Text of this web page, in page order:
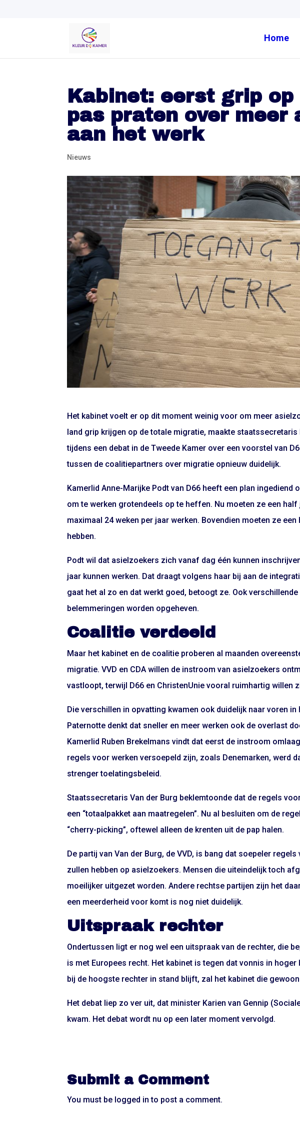
Home
Kabinet: eerst grip
pas praten over meer
aan het werk
Nieuws
Het kabinet voelt er op dit moment weinig voor om meer
land grip krijgen op de totale migratie, maakte
tijdens een debat in de Tweede Kamer over een voorstel van
tussen de coalitiepartners over migratie opnieuw duidelijk.
Kamerlid Anne-Marijke Podt van D66 heeft een plan ingediend
om te werken grotendeels op te heffen. Nu moeten ze een
maximaal 24 weken per jaar werken. Bovendien moeten ze
hebben.
Podt wil dat asielzoekers zich vanaf dag één kunnen
jaar kunnen werken. Dat draagt volgens haar bij aan de
gaat het al zo en dat werkt goed, betoogt ze. Ook
belemmeringen worden opgeheven.
Coalitie verdeeld
Maar het kabinet en de coalitie proberen al maanden
migratie. VVD en CDA willen de instroom van asielzoekers
vastloopt, terwijl D66 en ChristenUnie vooral ruimhartig willen
Die verschillen in opvatting kwamen ook duidelijk naar voren
Paternotte denkt dat sneller en meer werken ook de overlast
Kamerlid Ruben Brekelmans vindt dat eerst de instroom
regels voor werken versoepeld zijn, zoals Denemarken, werd
strenger toelatingsbeleid.
Staatssecretaris Van der Burg beklemtoonde dat de regels
een “totaalpakket aan maatregelen”. Nu al besluiten om de
“cherry-picking”, oftewel alleen de krenten uit de pap halen.
De partij van Van der Burg, de VVD, is bang dat soepeler
zullen hebben op asielzoekers. Mensen die uiteindelijk toch
moeilijker uitgezet worden. Andere rechtse partijen zijn het
een meerderheid voor komt is nog niet duidelijk.
Uitspraak rechter
Ondertussen ligt er nog wel een uitspraak van de rechter, die
is met Europees recht. Het kabinet is tegen dat vonnis in
bij de hoogste rechter in stand blijft, zal het kabinet die
Het debat liep zo ver uit, dat minister Karien van Gennip
kwam. Het debat wordt nu op een later moment vervolgd.
Submit a Comment
You must be logged in to post a comment.